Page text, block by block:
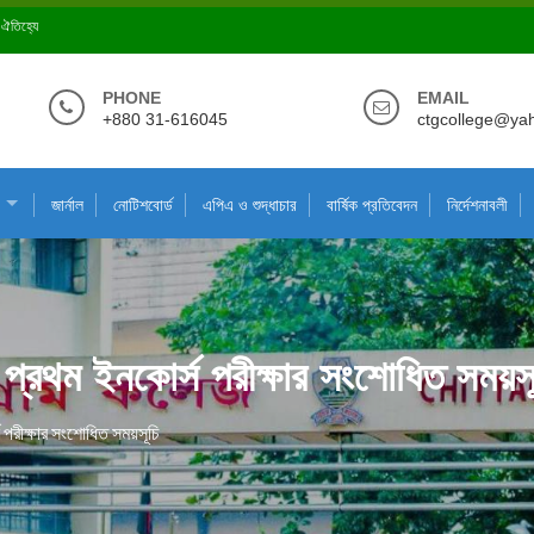
ঐতিহ্যে
PHONE
+880 31-616045
EMAIL
জার্নাল নোটিশবোর্ড এপিএ ও শুদ্ধাচার বার্ষিক প্রতিবেদন নির্দেশনাবলী
ইনকোর্স পরীক্ষার সংশোধিত
সংশোধিত সময়সূচি